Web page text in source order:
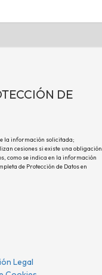
DE
la información solicitada;
cesiones si existe una obligación
como se indica en la información
de Protección de Datos en
Legal